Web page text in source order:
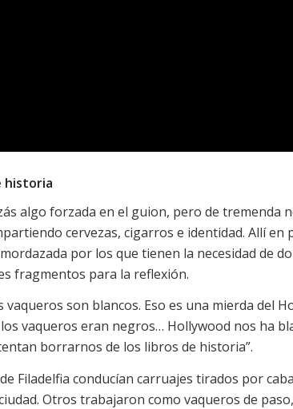
historia
algo forzada en el guion, pero de tremenda
cervezas, cigarros e identidad. Allí en
por los que tienen la necesidad de
fragmentos para la reflexión.
vaqueros son blancos. Eso es una mierda del
vaqueros eran negros… Hollywood nos ha
borrarnos de los libros de historia”.
Filadelfia conducían carruajes tirados por
Otros trabajaron como vaqueros de